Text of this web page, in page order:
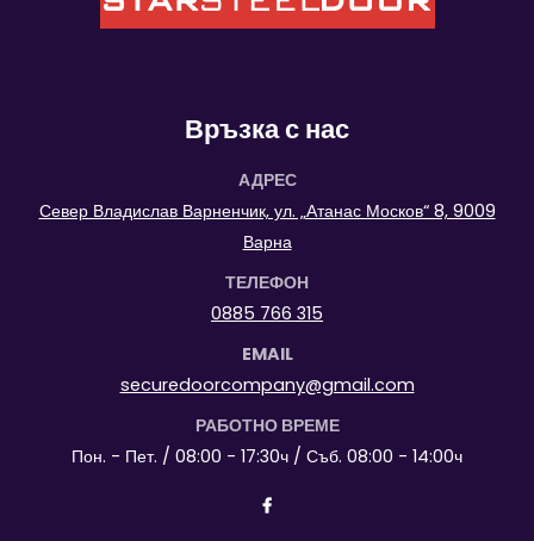
Връзка с нас
АДРЕС
Север Владислав Варненчик, ул. „Атанас Москов“ 8, 9009
Варна
ТЕЛЕФОН
0885 766 315
EMAIL
securedoorcompany@gmail.com
РАБОТНО ВРЕМЕ
Пон. - Пет. / 08:00 - 17:30ч / Съб. 08:00 - 14:00ч